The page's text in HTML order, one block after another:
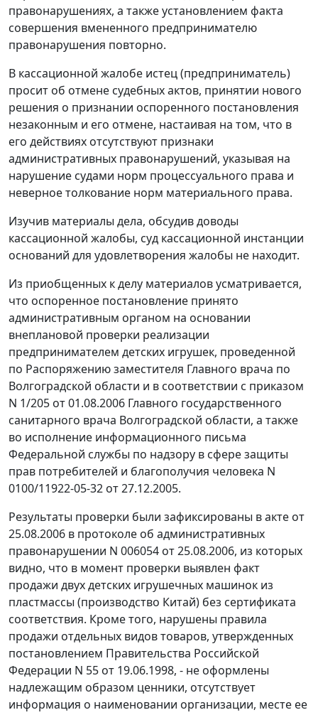
правонарушениях, а также установлением факта
совершения вмененного предпринимателю
правонарушения повторно.
В кассационной жалобе истец (предприниматель)
просит об отмене судебных актов, принятии нового
решения о признании оспоренного постановления
незаконным и его отмене, настаивая на том, что в
его действиях отсутствуют признаки
административных правонарушений, указывая на
нарушение судами норм процессуального права и
неверное толкование норм материального права.
Изучив материалы дела, обсудив доводы
кассационной жалобы, суд кассационной инстанции
оснований для удовлетворения жалобы не находит.
Из приобщенных к делу материалов усматривается,
что оспоренное постановление принято
административным органом на основании
внеплановой проверки реализации
предпринимателем детских игрушек, проведенной
по Распоряжению заместителя Главного врача по
Волгоградской области и в соответствии с приказом
N 1/205 от 01.08.2006 Главного государственного
санитарного врача Волгоградской области, а также
во исполнение информационного письма
Федеральной службы по надзору в сфере защиты
прав потребителей и благополучия человека N
0100/11922-05-32 от 27.12.2005.
Результаты проверки были зафиксированы в акте от
25.08.2006 в протоколе об административных
правонарушении N 006054 от 25.08.2006, из которых
видно, что в момент проверки выявлен факт
продажи двух детских игрушечных машинок из
пластмассы (производство Китай) без сертификата
соответствия. Кроме того, нарушены правила
продажи отдельных видов товаров, утвержденных
постановлением Правительства Российской
Федерации N 55 от 19.06.1998, - не оформлены
надлежащим образом ценники, отсутствует
информация о наименовании организации, месте ее